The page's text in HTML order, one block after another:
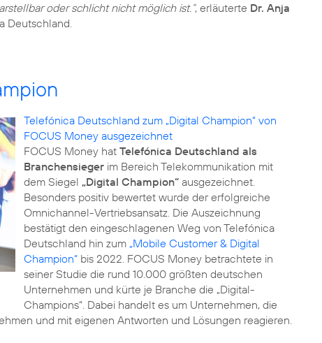
oder schlicht nicht möglich ist.“, erläuterte Dr. Anja
Deutschland.
Telefónica Deutschland zum „Digital Champion“ von
FOCUS Money ausgezeichnet
FOCUS Money hat Telefónica Deutschland als
Branchensiegerim Bereich Telekommunikation mit
dem Siegel „Digital Champion“ausgezeichnet.
Besonders positiv bewertet wurde der erfolgreiche
Omnichannel-Vertriebsansatz. Die Auszeichnung
bestätigt den eingeschlagenen Weg von Telefónica
Deutschland hin zum „Mobile Customer & Digital
Champion“bis 2022. FOCUS Money betrachtete in
seiner Studie die rund 10.000 größten deutschen
Unternehmen und kürte je Branche die „Digital-
Champions“. Dabei handelt es um Unternehmen, die
und mit eigenen Antworten und Lösungen reagieren.